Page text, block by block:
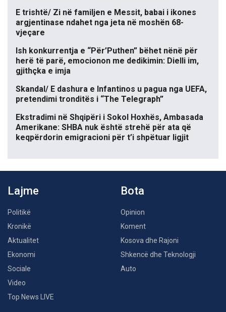
E trishtë/ Zi në familjen e Messit, babai i ikones
argjentinase ndahet nga jeta në moshën 68-
vjeçare
Ish konkurrentja e “Për’Puthen” bëhet nënë për
herë të parë, emocionon me dedikimin: Dielli im,
gjithçka e imja
Skandal/ E dashura e Infantinos u pagua nga UEFA,
pretendimi tronditës i “The Telegraph”
Ekstradimi në Shqipëri i Sokol Hoxhës, Ambasada
Amerikane: SHBA nuk është strehë për ata që
keqpërdorin emigracioni për t’i shpëtuar ligjit
Lajme
Politikë
Kronikë
Aktualitet
Ekonomi
Sociale
Video
Top News LIVE
Bota
Opinion
Koment
Kosova dhe Rajoni
Shkencë dhe Teknologji
Auto